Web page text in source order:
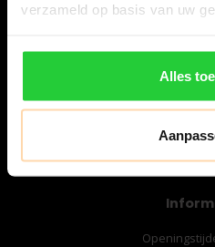
verzameld op basis van uw
Alles
06-